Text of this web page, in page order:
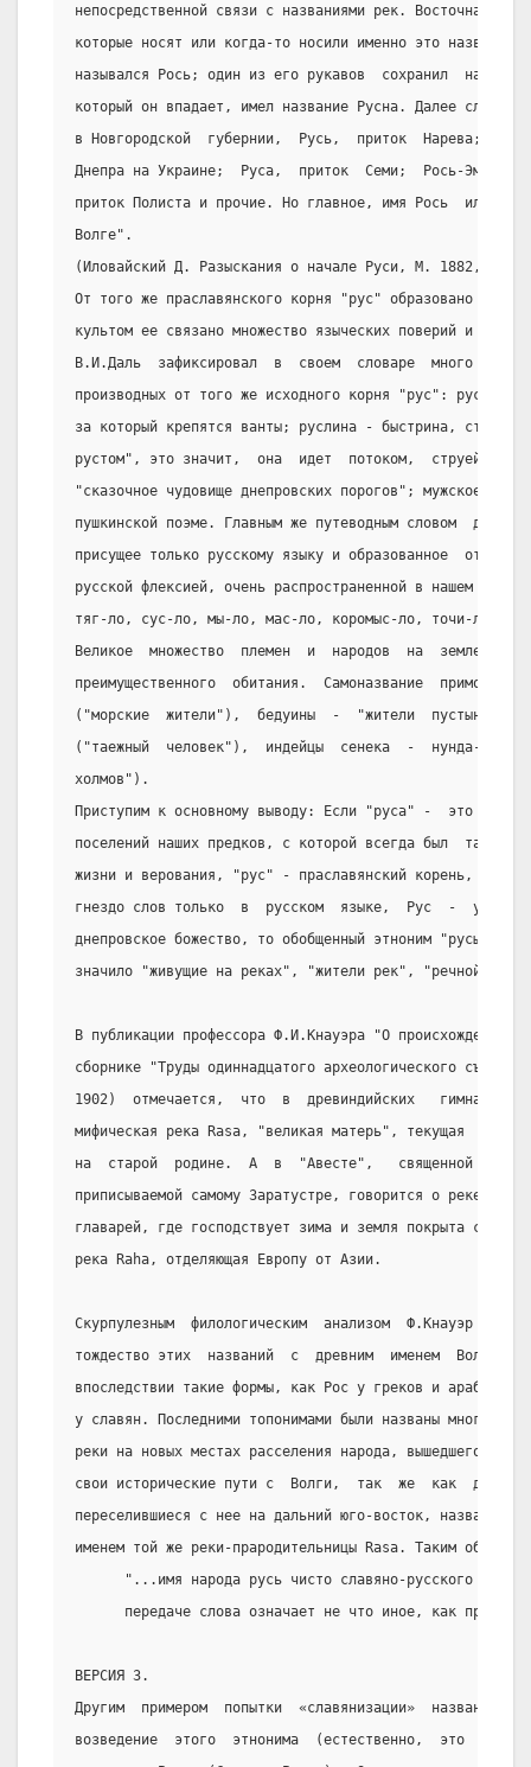
непосредственной связи с названиями рек. Восточная
которые носят или когда-то носили именно это
назывался Рось; один из его рукавов  сохранил
который он впадает, имел название Русна. Далее
в Новгородской  губернии,  Русь,  приток  Нарева;
Днепра на Украине;  Руса,  приток  Семи;  Рось-Эмбах;
приток Полиста и прочие. Но главное, имя Рось  или
Волге".
(Иловайский Д. Разыскания о начале Руси, М. 1882, с.
От того же праславянского корня "рус" образовано
культом ее связано множество языческих поверий и
В.И.Даль  зафиксировал  в  своем  словаре  много
производных от того же исходного корня "рус": руслень
за который крепятся ванты; руслина - быстрина,
рустом", это значит,  она  идет  потоком,  струей;
"сказочное чудовище днепровских порогов"; мужское
пушкинской поэме. Главным же путеводным словом  для
присущее только русскому языку и образованное  от
русской флексией, очень распространенной в нашем
тяг-ло, сус-ло, мы-ло, мас-ло, коромыс-ло, точи-ло и
Великое  множество  племен  и  народов  на  земле
преимущественного  обитания.  Самоназвание
("морские  жители"),  бедуины  -  "жители  пустынь",
("таежный  человек"),  индейцы  сенека  -  нунда-вэ-
холмов").
Приступим к основному выводу: Если "руса" -  это
поселений наших предков, с которой всегда был  так
жизни и верования, "рус" - праславянский корень,
гнездо слов только  в  русском  языке,  Рус  -  уже
днепровское божество, то обобщенный этноним "русы"
значило "живущие на реках", "жители рек", "речной
В публикации профессора Ф.И.Кнауэра "О происхождении
сборнике "Труды одиннадцатого археологического
1902)  отмечается,  что  в  древиндийских   гимнах
мифическая река Rasa, "великая матерь", текущая  на
на  старой  родине.  А  в  "Авесте",   священной
приписываемой самому Заратустре, говорится о реке
главарей, где господствует зима и земля покрыта
река Raha, отделяющая Европу от Азии.
Скурпулезным  филологическим  анализом  Ф.Кнауэр
тождество этих  названий  с  древним  именем  Волги
впоследствии такие формы, как Рос у греков и арабов,
у славян. Последними топонимами были названы
реки на новых местах расселения народа, вышедшего в
свои исторические пути с  Волги,  так  же  как  другие
переселившиеся с нее на дальний юго-восток, назвали
именем той же реки-прародительницы Rasa. Таким
"...имя народа русь чисто славяно-русского
передаче слова означает не что иное, как
ВЕРСИЯ 3.
Другим  примером  попытки  «славянизации»  названия
возведение  этого  этнонима  (естественно,  это